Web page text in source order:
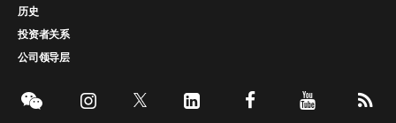
历史
投资者关系
公司领导层